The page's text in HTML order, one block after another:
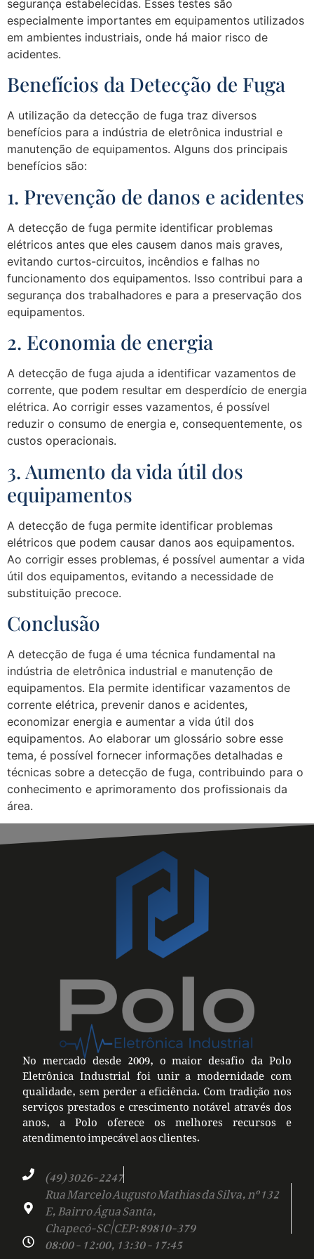
segurança estabelecidas. Esses testes são
especialmente importantes em equipamentos utilizados
em ambientes industriais, onde há maior risco de
acidentes.
Benefícios da Detecção de Fuga
A utilização da detecção de fuga traz diversos
benefícios para a indústria de eletrônica industrial e
manutenção de equipamentos. Alguns dos principais
benefícios são:
1. Prevenção de danos e acidentes
A detecção de fuga permite identificar problemas
elétricos antes que eles causem danos mais graves,
evitando curtos-circuitos, incêndios e falhas no
funcionamento dos equipamentos. Isso contribui para a
segurança dos trabalhadores e para a preservação dos
equipamentos.
2. Economia de energia
A detecção de fuga ajuda a identificar vazamentos de
corrente, que podem resultar em desperdício de energia
elétrica. Ao corrigir esses vazamentos, é possível
reduzir o consumo de energia e, consequentemente, os
custos operacionais.
3. Aumento da vida útil dos
equipamentos
A detecção de fuga permite identificar problemas
elétricos que podem causar danos aos equipamentos.
Ao corrigir esses problemas, é possível aumentar a vida
útil dos equipamentos, evitando a necessidade de
substituição precoce.
Conclusão
A detecção de fuga é uma técnica fundamental na
indústria de eletrônica industrial e manutenção de
equipamentos. Ela permite identificar vazamentos de
corrente elétrica, prevenir danos e acidentes,
economizar energia e aumentar a vida útil dos
equipamentos. Ao elaborar um glossário sobre esse
tema, é possível fornecer informações detalhadas e
técnicas sobre a detecção de fuga, contribuindo para o
conhecimento e aprimoramento dos profissionais da
área.
No mercado desde 2009, o maior desafio da Polo
Eletrônica Industrial foi unir a modernidade com
qualidade, sem perder a eficiência. Com tradição nos
serviços prestados e crescimento notável através dos
anos, a Polo oferece os melhores recursos e
atendimento impecável aos clientes.
(49) 3026-2247
Rua Marcelo Augusto Mathias da Silva, nº 132
E, Bairro Água Santa,
Chapecó-SC | CEP: 89810-379
08:00 - 12:00, 13:30 - 17:45